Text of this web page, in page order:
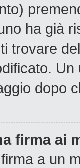
ha già
trovare
dopo
firma ai
a un